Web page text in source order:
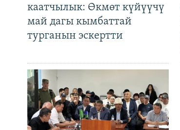
каатчылык: Өкмөт күйүүчү
май дагы кымбаттай
турганын эскертти